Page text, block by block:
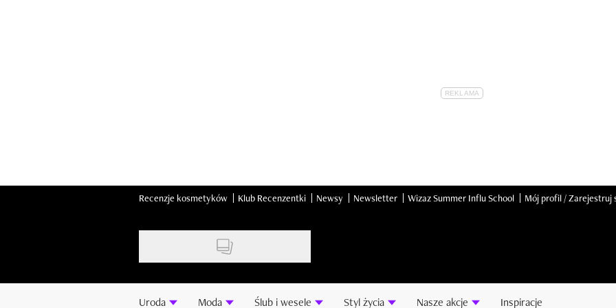
Recenzje kosmetyków Klub Recenzentki Newsy Newsletter Wizaz Summer Influ School Mój profil / Zarejestruj
Uroda Moda Ślub i wesele Styl życia Nasze akcje Inspiracje